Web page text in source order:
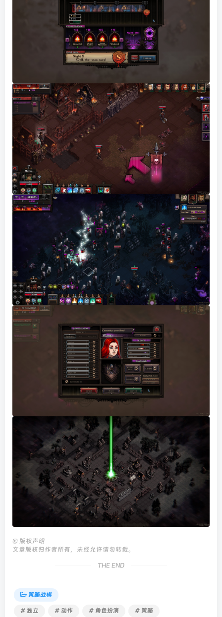
© 版权声明
文章版权归作者所有，未经允许请勿转载。
THE END
策略战棋
# 独立 # 动作 # 角色扮演 # 策略